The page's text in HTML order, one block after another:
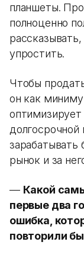
планшеты.
полноценно
упростить.
Чтобы
он как
зарабатывать
рынок и за
— Какой
первые два
ошибка,
повторили